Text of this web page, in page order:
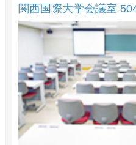
関西国際大学会議室